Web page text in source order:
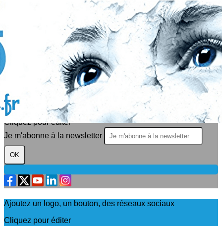
Exporter les lignes sélectionnées
Exporter toutes les colonnes
Exporter uniquement les colonnes affichées
?>
Images de la page d'accueil
Cliquez pour éditer
Texte, bouton et/ou inscription à la newsletter
Cliquez pour éditer
Je m'abonne à la newsletter
OK
Ajoutez un logo, un bouton, des réseaux sociaux
Cliquez pour éditer